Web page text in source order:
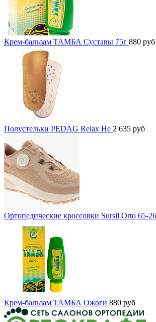
Крем-бальзам ТАМБА Суставы 75г 880 руб
Полустельки PEDAG Relax He 2 635 руб
Ортопедические кроссовки Sursil Orto 65-
Крем-бальзам ТАМБА Ожоги 880 руб